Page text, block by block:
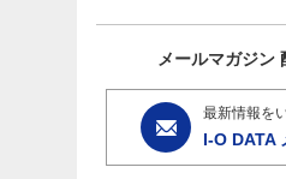
メールマガジン
最新情報を
I-O DATA